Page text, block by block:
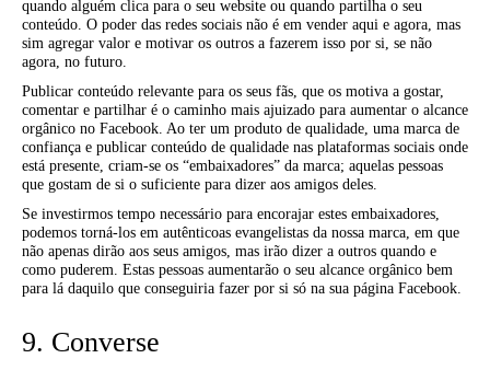
quando alguém clica para o seu website ou quando partilha o seu
conteúdo. O poder das redes sociais não é em vender aqui e agora, mas
sim agregar valor e motivar os outros a fazerem isso por si, se não
agora, no futuro.
Publicar conteúdo relevante para os seus fãs, que os motiva a gostar,
comentar e partilhar é o caminho mais ajuizado para aumentar o alcance
orgânico no Facebook. Ao ter um produto de qualidade, uma marca de
confiança e publicar conteúdo de qualidade nas plataformas sociais onde
está presente, criam-se os “embaixadores” da marca; aquelas pessoas
que gostam de si o suficiente para dizer aos amigos deles.
Se investirmos tempo necessário para encorajar estes embaixadores,
podemos torná-los em autênticoas evangelistas da nossa marca, em que
não apenas dirão aos seus amigos, mas irão dizer a outros quando e
como puderem. Estas pessoas aumentarão o seu alcance orgânico bem
para lá daquilo que conseguiria fazer por si só na sua página Facebook.
9. Converse